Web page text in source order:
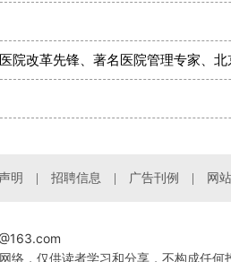
明 招聘信息 广告刊例 网
络，仅供读者学习和分享，不构成任何